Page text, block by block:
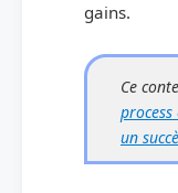
gains.
Ce
un